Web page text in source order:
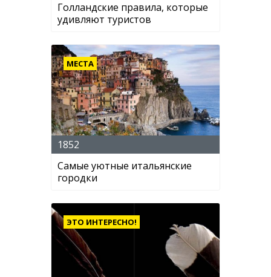
Голландские правила, которые
удивляют туристов
МЕСТА
1852
Самые уютные итальянские
городки
ЭТО ИНТЕРЕСНО!